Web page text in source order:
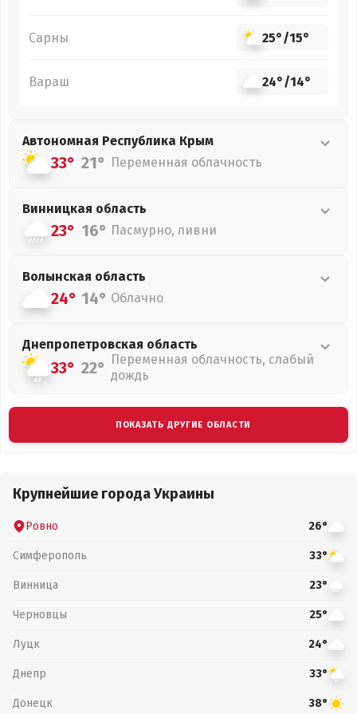
Сарны 25°/15°
Вараш 24°/14°
Автономная Республика Крым
33° 21° Переменная облачность
Винницкая область
23° 16° Пасмурно, ливни
Волынская область
24° 14° Облачно
Днепропетровская область
33° 22° Переменная облачность, слабый
дождь
ПОКАЗАТЬ ДРУГИЕ ОБЛАСТИ
Крупнейшие города Украины
Ровно 26°
Симферополь 33°
Винница 23°
Черновцы 25°
Луцк 24°
Днепр 33°
Донецк 38°